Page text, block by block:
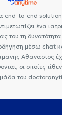
end-to-end solution
ένα
του τη
μέσω chat
Αθανασιος
οι οποίες
του